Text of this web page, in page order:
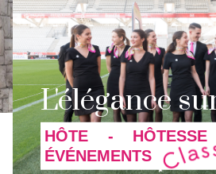
L'élégance
HÔTE - HÔTESSE
ÉVÉNEMENTS